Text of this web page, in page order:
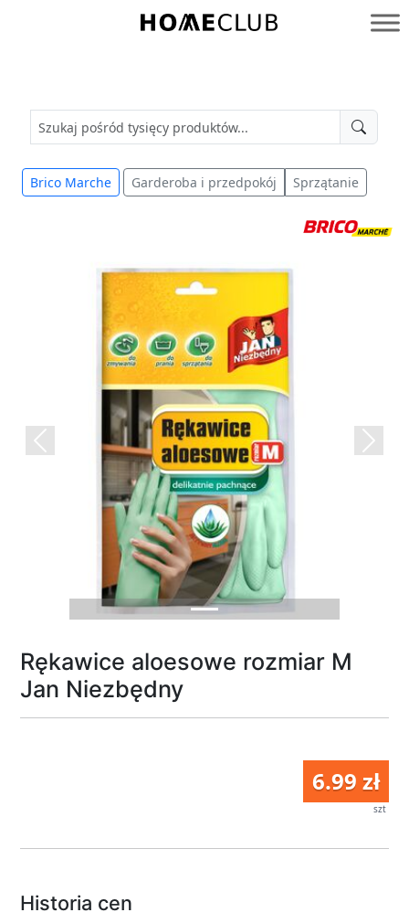
Homeclub
Brico Marche Garderoba i przedpokój Sprzątanie
Previous Next
Rękawice aloesowe rozmiar M
Jan Niezbędny
6.99 zł
szt
Historia cen